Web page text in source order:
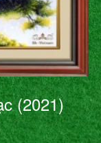
(2021)